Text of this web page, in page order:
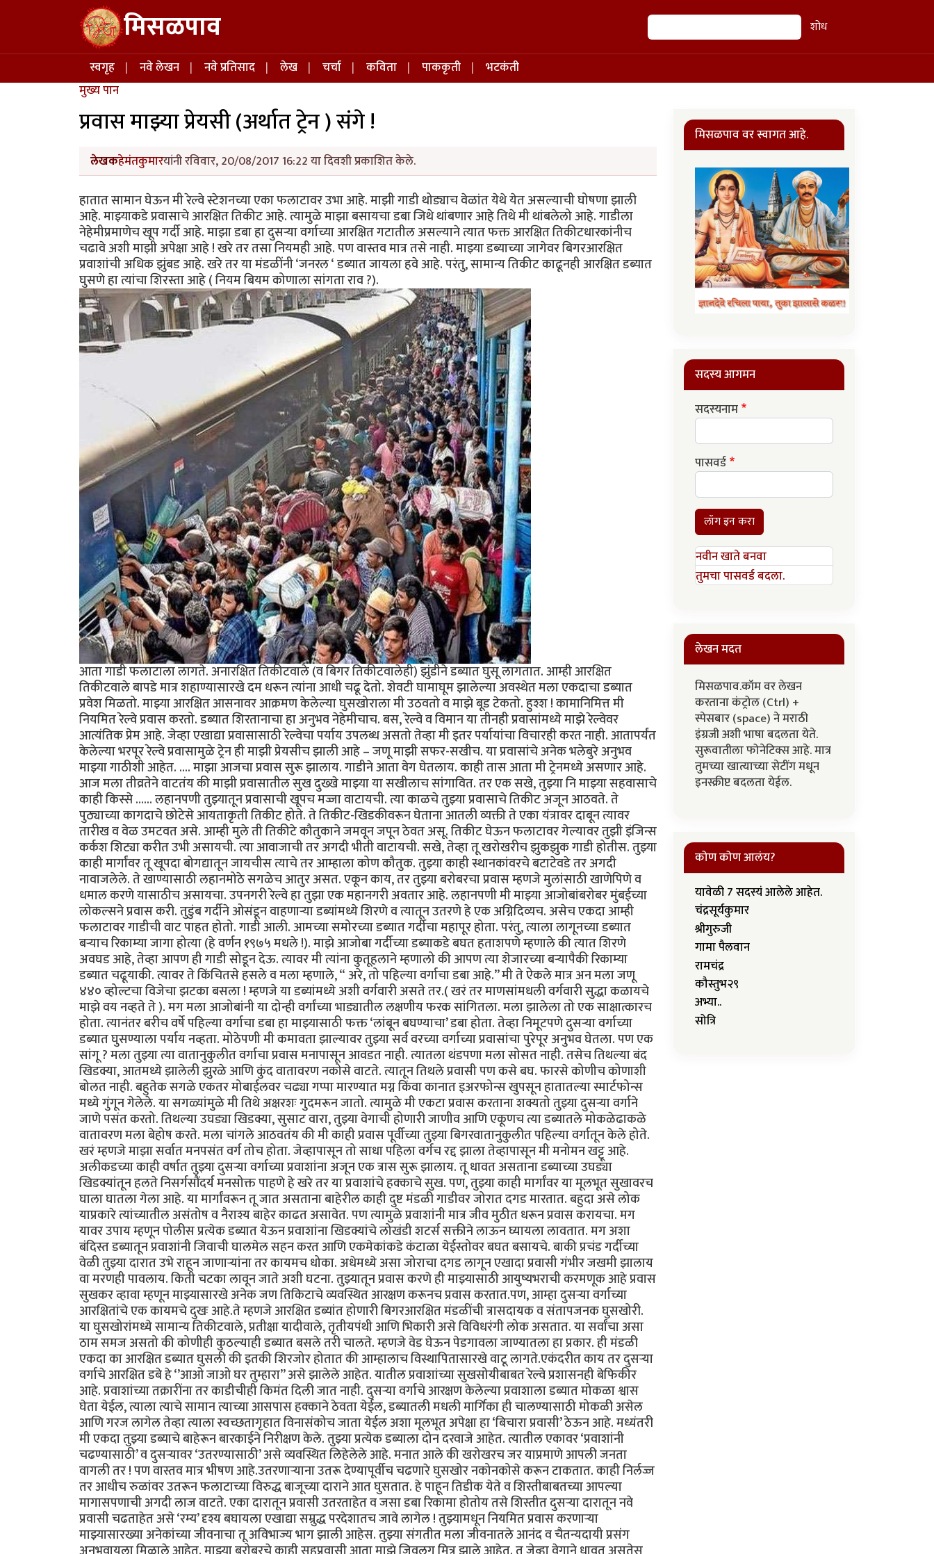
Skip to main content मिसळपाव शोध शोध
Main navigation
स्वगृह नवे लेखन नवे प्रतिसाद लेख चर्चा कविता पाककृती
भटकंती
मुख्य पान
प्रवास माझ्या प्रेयसी (अर्थात ट्रेन ) संगे !
लेखकहेमंतकुमारयांनी रविवार, 20/08/2017 16:22 या दिवशी प्रकाशित केले.
हातात सामान घेऊन मी रेल्वे स्टेशनच्या एका फलाटावर उभा आहे. माझी गाडी थोड्याच वेळांत येथे येत असल्याची घोषणा झाली
आहे. माझ्याकडे प्रवासाचे आरक्षित तिकीट आहे. त्यामुळे माझा बसायचा डबा जिथे थांबणार आहे तिथे मी थांबलेलो आहे. गाडीला
नेहेमीप्रमाणेच खूप गर्दी आहे. माझा डबा हा दुसऱ्या वर्गाच्या आरक्षित गटातील असल्याने त्यात फक्त आरक्षित तिकीटधारकांनीच
चढावे अशी माझी अपेक्षा आहे ! खरे तर तसा नियमही आहे. पण वास्तव मात्र तसे नाही. माझ्या डब्याच्या जागेवर बिगरआरक्षित
प्रवाशांची अधिक झुंबड आहे. खरे तर या मंडळींनी ‘जनरल ‘ डब्यात जायला हवे आहे. परंतु, सामान्य तिकीट काढूनही आरक्षित डब्यात
घुसणे हा त्यांचा शिरस्ता आहे ( नियम बियम कोणाला सांगता राव ?).
आता गाडी फलाटाला लागते. अनारक्षित तिकीटवाले (व बिगर तिकीटवालेही) झुंडीने डब्यात घुसू लागतात. आम्ही आरक्षित
तिकीटवाले बापडे मात्र शहाण्यासारखे दम धरून त्यांना आधी चढू देतो. शेवटी घामाघूम झालेल्या अवस्थेत मला एकदाचा डब्यात
प्रवेश मिळतो. माझ्या आरक्षित आसनावर आक्रमण केलेल्या घुसखोराला मी उठवतो व माझे बूड टेकतो. हुश्श ! कामानिमित्त मी
नियमित रेल्वे प्रवास करतो. डब्यात शिरतानाचा हा अनुभव नेहेमीचाच. बस, रेल्वे व विमान या तीनही प्रवासांमध्ये माझे रेल्वेवर
आत्यंतिक प्रेम आहे. जेव्हा एखाद्या प्रवासासाठी रेल्वेचा पर्याय उपलब्ध असतो तेव्हा मी इतर पर्यायांचा विचारही करत नाही. आतापर्यंत
केलेल्या भरपूर रेल्वे प्रवासामुळे ट्रेन ही माझी प्रेयसीच झाली आहे – जणू माझी सफर-सखीच. या प्रवासांचे अनेक भलेबुरे अनुभव
माझ्या गाठीशी आहेत. .... माझा आजचा प्रवास सुरू झालाय. गाडीने आता वेग घेतलाय. काही तास आता मी ट्रेनमध्ये असणार आहे.
आज मला तीव्रतेने वाटतंय की माझी प्रवासातील सुख दुख्खे माझ्या या सखीलाच सांगावित. तर एक सखे, तुझ्या नि माझ्या सहवासाचे
काही किस्से ...... लहानपणी तुझ्यातून प्रवासाची खूपच मज्जा वाटायची. त्या काळचे तुझ्या प्रवासाचे तिकीट अजून आठवते. ते
पुठ्याच्या कागदाचे छोटेसे आयताकृती तिकीट होते. ते तिकीट-खिडकीवरून घेताना आतली व्यक्ती ते एका यंत्रावर दाबून त्यावर
तारीख व वेळ उमटवत असे. आम्ही मुले ती तिकीटे कौतुकाने जमवून जपून ठेवत असू. तिकीट घेऊन फलाटावर गेल्यावर तुझी इंजिन्स
कर्कश शिट्या करीत उभी असायची. त्या आवाजाची तर अगदी भीती वाटायची. सखे, तेव्हा तू खरोखरीच झुकझुक गाडी होतीस. तुझ्या
काही मार्गांवर तू खूपदा बोगद्यातून जायचीस त्याचे तर आम्हाला कोण कौतुक. तुझ्या काही स्थानकांवरचे बटाटेवडे तर अगदी
नावाजलेले. ते खाण्यासाठी लहानमोठे सगळेच आतुर असत. एकून काय, तर तुझ्या बरोबरचा प्रवास म्हणजे मुलांसाठी खाणेपिणे व
धमाल करणे यासाठीच असायचा. उपनगरी रेल्वे हा तुझा एक महानगरी अवतार आहे. लहानपणी मी माझ्या आजोबांबरोबर मुंबईच्या
लोकल्सने प्रवास करी. तुडुंब गर्दीने ओसंडून वाहणाऱ्या डब्यांमध्ये शिरणे व त्यातून उतरणे हे एक अग्निदिव्यच. असेच एकदा आम्ही
फलाटावर गाडीची वाट पाहत होतो. गाडी आली. आमच्या समोरच्या डब्यात गर्दीचा महापूर होता. परंतु, त्याला लागूनच्या डब्यात
बऱ्याच रिकाम्या जागा होत्या (हे वर्णन १९७५ मधले !). माझे आजोबा गर्दीच्या डब्याकडे बघत हताशपणे म्हणाले की त्यात शिरणे
अवघड आहे, तेव्हा आपण ही गाडी सोडून देऊ. त्यावर मी त्यांना कुतूहलाने म्हणालो की आपण त्या शेजारच्या बऱ्यापैकी रिकाम्या
डब्यात चढूयाकी. त्यावर ते किंचितसे हसले व मला म्हणाले, “ अरे, तो पहिल्या वर्गाचा डबा आहे.’’ मी ते ऐकले मात्र अन मला जणू
४४० व्होल्टचा विजेचा झटका बसला ! म्हणजे या डब्यांमध्ये अशी वर्गवारी असते तर.( खरं तर माणसांमधली वर्गवारी सुद्धा कळायचे
माझे वय नव्हते ते ). मग मला आजोबांनी या दोन्ही वर्गांच्या भाड्यातील लक्षणीय फरक सांगितला. मला झालेला तो एक साक्षात्कारच
होता. त्यानंतर बरीच वर्षे पहिल्या वर्गाचा डबा हा माझ्यासाठी फक्त ‘लांबून बघण्याचा’ डबा होता. तेव्हा निमूटपणे दुसऱ्या वर्गाच्या
डब्यात घुसण्याला पर्याय नव्हता. मोठेपणी मी कमावता झाल्यावर तुझ्या सर्व वरच्या वर्गाच्या प्रवासांचा पुरेपूर अनुभव घेतला. पण एक
सांगू ? मला तुझ्या त्या वातानुकुलीत वर्गाचा प्रवास मनापासून आवडत नाही. त्यातला थंडपणा मला सोसत नाही. तसेच तिथल्या बंद
खिडक्या, आतमध्ये झालेली झुरळे आणि कुंद वातावरण नकोसे वाटते. त्यातून तिथले प्रवासी पण कसे बघ. फारसे कोणीच कोणाशी
बोलत नाही. बहुतेक सगळे एकतर मोबाईलवर चढ्या गप्पा मारण्यात मग्न किंवा कानात इअरफोन्स खुपसून हातातल्या स्मार्टफोन्स
मध्ये गुंगून गेलेले. या सगळ्यांमुळे मी तिथे अक्षरशः गुदमरून जातो. त्यामुळे मी एकटा प्रवास करताना शक्यतो तुझ्या दुसऱ्या वर्गाने
जाणे पसंत करतो. तिथल्या उघड्या खिडक्या, सुसाट वारा, तुझ्या वेगाची होणारी जाणीव आणि एकूणच त्या डब्यातले मोकळेढाकळे
वातावरण मला बेहोष करते. मला चांगले आठवतंय की मी काही प्रवास पूर्वीच्या तुझ्या बिगरवातानुकुलीत पहिल्या वर्गातून केले होते.
खरं म्हणजे माझा सर्वात मनपसंत वर्ग तोच होता. जेव्हापासून तो साधा पहिला वर्गच रद्द झाला तेव्हापासून मी मनोमन खट्टू आहे.
अलीकडच्या काही वर्षात तुझ्या दुसऱ्या वर्गाच्या प्रवाशांना अजून एक त्रास सुरू झालाय. तू धावत असताना डब्याच्या उघड्या
खिडक्यांतून हलते निसर्गसौंदर्य मनसोक्त पाहणे हे खरे तर या प्रवाशांचे हक्काचे सुख. पण, तुझ्या काही मार्गांवर या मूलभूत सुखावरच
घाला घातला गेला आहे. या मार्गांवरून तू जात असताना बाहेरील काही दुष्ट मंडळी गाडीवर जोरात दगड मारतात. बहुदा असे लोक
याप्रकारे त्यांच्यातील असंतोष व नैराश्य बाहेर काढत असावेत. पण त्यामुळे प्रवाशांनी मात्र जीव मुठीत धरून प्रवास करायचा. मग
यावर उपाय म्हणून पोलीस प्रत्येक डब्यात येऊन प्रवाशांना खिडक्यांचे लोखंडी शटर्स सक्तीने लाऊन घ्यायला लावतात. मग अशा
बंदिस्त डब्यातून प्रवाशांनी जिवाची घालमेल सहन करत आणि एकमेकांकडे कंटाळा येईस्तोवर बघत बसायचे. बाकी प्रचंड गर्दीच्या
वेळी तुझ्या दारात उभे राहून जाणाऱ्यांना तर कायमच धोका. अधेमध्ये असा जोराचा दगड लागून एखादा प्रवासी गंभीर जखमी झालाय
वा मरणही पावलाय. किती चटका लावून जाते अशी घटना. तुझ्यातून प्रवास करणे ही माझ्यासाठी आयुष्यभराची करमणूक आहे प्रवास
सुखकर व्हावा म्हणून माझ्यासारखे अनेक जण तिकिटाचे व्यवस्थित आरक्षण करूनच प्रवास करतात.पण, आम्हा दुसऱ्या वर्गाच्या
आरक्षितांचे एक कायमचे दुखः आहे.ते म्हणजे आरक्षित डब्यांत होणारी बिगरआरक्षित मंडळींची त्रासदायक व संतापजनक घुसखोरी.
या घुसखोरांमध्ये सामान्य तिकीटवाले, प्रतीक्षा यादीवाले, तृतीयपंथी आणि भिकारी असे विविधरंगी लोक असतात. या सर्वांचा असा
ठाम समज असतो की कोणीही कुठल्याही डब्यात बसले तरी चालते. म्हणजे वेड घेऊन पेडगावला जाण्यातला हा प्रकार. ही मंडळी
एकदा का आरक्षित डब्यात घुसली की इतकी शिरजोर होतात की आम्हालाच विस्थापितासारखे वाटू लागते.एकंदरीत काय तर दुसऱ्या
वर्गाचे आरक्षित डबे हे ‘’आओ जाओ घर तुम्हारा’’ असे झालेले आहेत. यातील प्रवाशांच्या सुखसोयीबाबत रेल्वे प्रशासनही बेफिकीर
आहे. प्रवाशांच्या तक्रारींना तर काडीचीही किमंत दिली जात नाही. दुसऱ्या वर्गाचे आरक्षण केलेल्या प्रवाशाला डब्यात मोकळा श्वास
घेता येईल, त्याला त्याचे सामान त्याच्या आसपास हक्काने ठेवता येईल, डब्यातली मधली मार्गिका ही चालण्यासाठी मोकळी असेल
आणि गरज लागेल तेव्हा त्याला स्वच्छतागृहात विनासंकोच जाता येईल अशा मूलभूत अपेक्षा हा ‘बिचारा प्रवासी’ ठेऊन आहे. मध्यंतरी
मी एकदा तुझ्या डब्याचे बाहेरून बारकाईने निरीक्षण केले. तुझ्या प्रत्येक डब्याला दोन दरवाजे आहेत. त्यातील एकावर ‘प्रवाशांनी
चढण्यासाठी’ व दुसऱ्यावर ‘उतरण्यासाठी’ असे व्यवस्थित लिहेलेले आहे. मनात आले की खरोखरच जर याप्रमाणे आपली जनता
वागली तर ! पण वास्तव मात्र भीषण आहे.उतरणाऱ्याना उतरू देण्यापूर्वीच चढणारे घुसखोर नकोनकोसे करून टाकतात. काही निर्लज्ज
तर आधीच रुळांवर उतरून फलाटाच्या विरुद्ध बाजूच्या दाराने आत घुसतात. हे पाहून तिडीक येते व शिस्तीबाबतच्या आपल्या
मागासपणाची अगदी लाज वाटते. एका दारातून प्रवासी उतरताहेत व जसा डबा रिकामा होतोय तसे शिस्तीत दुसऱ्या दारातून नवे
प्रवासी चढताहेत असे ‘रम्य’ दृश्य बघायला एखाद्या सम्रुद्ध परदेशातच जावे लागेल ! तुझ्यामधून नियमित प्रवास करणाऱ्या
माझ्यासारख्या अनेकांच्या जीवनाचा तू अविभाज्य भाग झाली आहेस. तुझ्या संगतीत मला जीवनातले आनंद व चैतन्यदायी प्रसंग
मिसळपाव वर स्वागत आहे.
सदस्य आगमन
सदस्यनाम
पासवर्ड
लॉग इन करा
नवीन खाते बनवा
तुमचा पासवर्ड बदला.
लेखन मदत
मिसळपाव.कॉम वर लेखन
करताना कंट्रोल (Ctrl) +
स्पेसबार (space) ने मराठी
इंग्रजी अशी भाषा बदलता येते.
सुरूवातीला फोनेटिक्स आहे. मात्र
तुमच्या खात्याच्या सेटींग मधून
इनस्क्रीप्ट बदलता येईल.
कोण कोण आलंय?
यावेळी 7 सदस्यं आलेले आहेत.
चंद्रसूर्यकुमार
श्रीगुरुजी
गामा पैलवान
रामचंद्र
कौस्तुभ२९
अभ्या..
सोत्रि